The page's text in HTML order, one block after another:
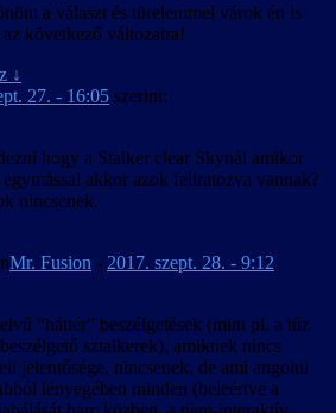
a választ és türelemmel várok én is
következő változatra!
↓
27. - 16:05 szerint:
hogy a Stalker clear Skynál amikor
akkor azok feliratozva vannak?
nincsenek.
Mr. Fusion - 2017. szept. 28. - 9:12
“háttér” beszélgetések (mint pl. a tűz
sztalkerek), amiknek nincs
jelentősége, nincsenek, de ami angolul
lényegében minden (beleértve a